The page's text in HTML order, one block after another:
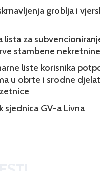
groblja i
lista za
stambene
liste korisnika
u obrte i srodne
sjednica GV-a Livna